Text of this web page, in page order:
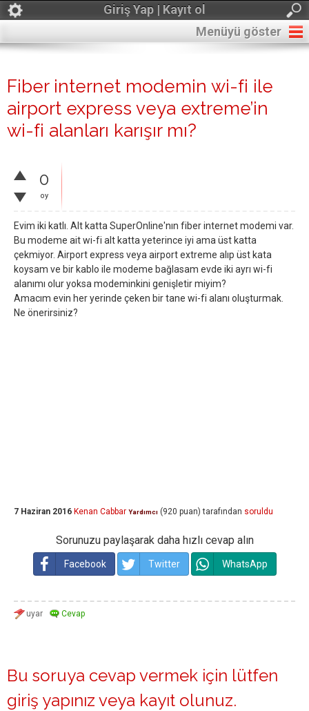
Giriş Yap | Kayıt ol
Menüyü göster
Fiber internet modemin wi-fi ile
airport express veya extreme’in
wi-fi alanları karışır mı?
0
oy
Evim iki katlı. Alt katta SuperOnline'nın fiber internet modemi var.
Bu modeme ait wi-fi alt katta yeterince iyi ama üst katta
çekmiyor. Airport express veya airport extreme alıp üst kata
koysam ve bir kablo ile modeme bağlasam evde iki ayrı wi-fi
alanımı olur yoksa modeminkini genişletir miyim?
Amacım evin her yerinde çeken bir tane wi-fi alanı oluşturmak.
Ne önerirsiniz?
7 Haziran 2016 Kenan Cabbar Yardımcı (920 puan) tarafından soruldu
Sorunuzu paylaşarak daha hızlı cevap alın
Facebook Twitter WhatsApp
Bu soruya cevap vermek için lütfen
giriş yapınız veya kayıt olunuz.